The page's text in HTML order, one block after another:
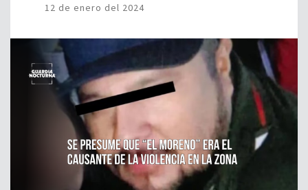
12 de enero del 2024